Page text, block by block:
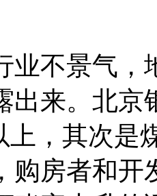
业不景气，
出来。北京
上，其次是
购房者和